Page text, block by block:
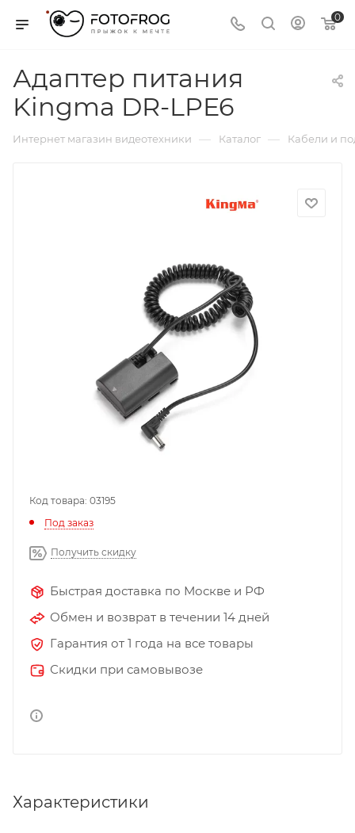
0
Адаптер питания
Kingma DR-LPE6
Интернет магазин видеотехники — Каталог — Кабели и
Код товара: 03195
Под заказ
Получить скидку
Быстрая доставка по Москве и РФ
Обмен и возврат в течении 14 дней
Гарантия от 1 года на все товары
Скидки при самовывозе
Характеристики